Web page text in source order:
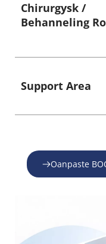
Chirurgysk /
Behanneling
Support Area
Oanpaste